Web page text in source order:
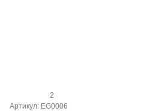
2
Артикул: EG0006